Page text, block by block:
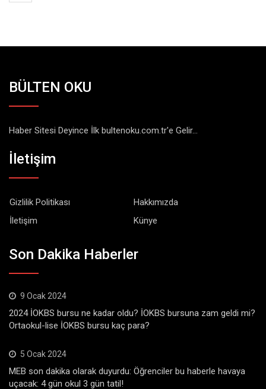
BÜLTEN OKU
Haber Sitesi Deyince İlk bultenoku.com.tr'e Gelir...
İletişim
Gizlilik Politikası
Hakkımızda
İletişim
Künye
Son Dakika Haberler
9 Ocak 2024
2024 İOKBS bursu ne kadar oldu? İOKBS bursuna zam geldi mi?
Ortaokul-lise İOKBS bursu kaç para?
5 Ocak 2024
MEB son dakika olarak duyurdu: Öğrenciler bu haberle havaya
uçacak: 4 gün okul 3 gün tatil!